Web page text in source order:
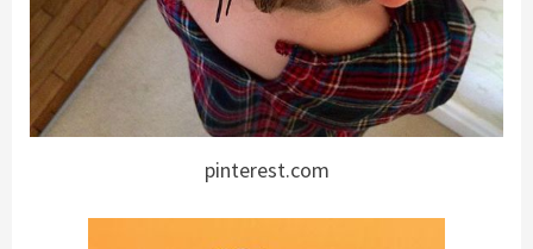
pinterest.com